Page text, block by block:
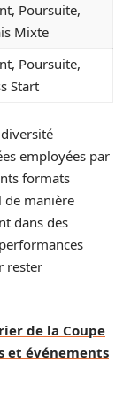
Poursuite,
Mixte
Poursuite,
Start
employées par
formats
de manière
dans des
rester
de la Coupe
et événements